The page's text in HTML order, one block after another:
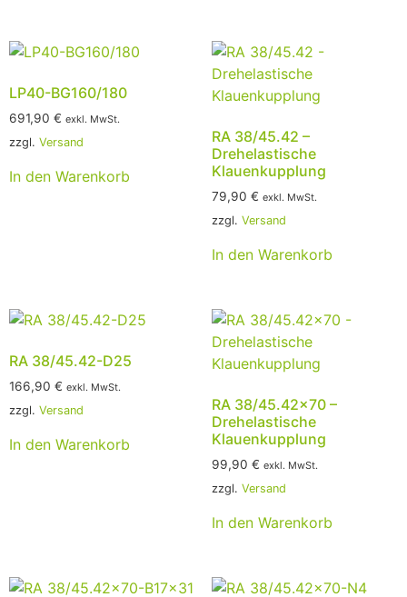
LP40-BG160/180
691,90 € exkl. MwSt.
zzgl. Versand
In den Warenkorb
RA 38/45.42 –
Drehelastische
Klauenkupplung
79,90 € exkl. MwSt.
zzgl. Versand
In den Warenkorb
RA 38/45.42-D25
166,90 € exkl. MwSt.
zzgl. Versand
In den Warenkorb
RA 38/45.42×70 –
Drehelastische
Klauenkupplung
99,90 € exkl. MwSt.
zzgl. Versand
In den Warenkorb